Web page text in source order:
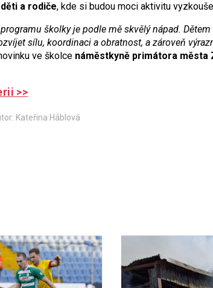
a rodiče, kde si budou moci aktivitu
školky je podle mě skvělý nápad.
sílu, koordinaci a obratnost, a zároveň
ve školce náměstkyně primátora města
>>
Kateřina Háblová